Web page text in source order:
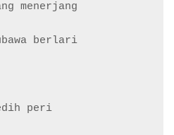
menerjang
berlari
peri